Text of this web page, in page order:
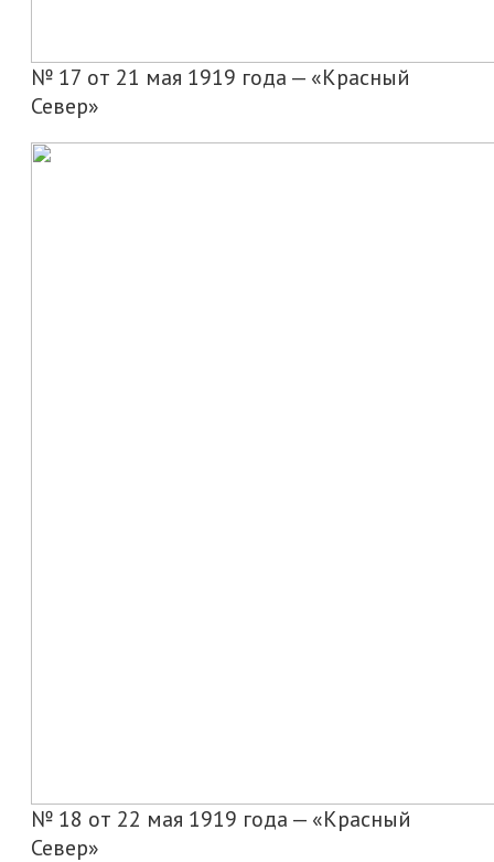
№ 17 от 21 мая 1919 года — «Красный
Север»
№ 18 от 22 мая 1919 года — «Красный
Север»